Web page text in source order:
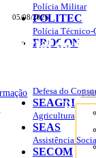
05/08/2026
Portal do
Polícia Militar
POLITEC
Polícia
PROCON
Defesa do
SEAGRI
Agricultura
SEAS
Assistência
SECOM